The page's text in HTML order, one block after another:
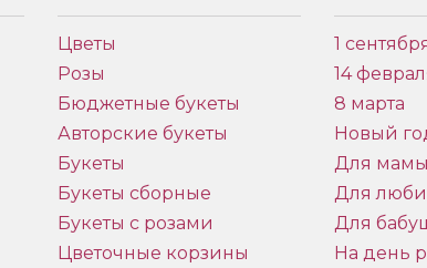
Цветы
Розы
Бюджетные букеты
Авторские букеты
Букеты
Букеты сборные
Букеты с розами
Цветочные корзины
1
14
8 марта
Новый
Для
Для
Для
На день